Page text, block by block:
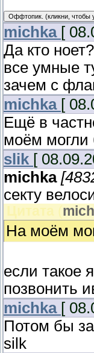
michka [
Да кто
все умные
зачем с
michka [
Ещё в
моём могли
slik [
michka
секту
Цитата (
На моём
если такое
позвонить
michka [
Потом бы
silk